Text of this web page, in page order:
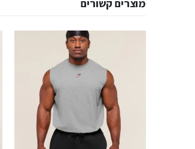
מוצרים קשורים